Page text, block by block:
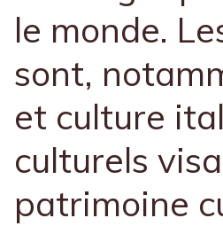
le monde.
sont,
et culture
culturels
patrimoine